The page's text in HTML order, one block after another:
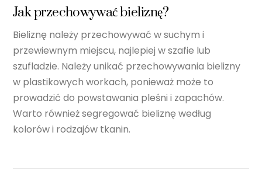
Jak przechowywać bieliznę?
Bieliznę należy przechowywać w suchym i
przewiewnym miejscu, najlepiej w szafie lub
szufladzie. Należy unikać przechowywania bielizny
w plastikowych workach, ponieważ może to
prowadzić do powstawania pleśni i zapachów.
Warto również segregować bieliznę według
kolorów i rodzajów tkanin.